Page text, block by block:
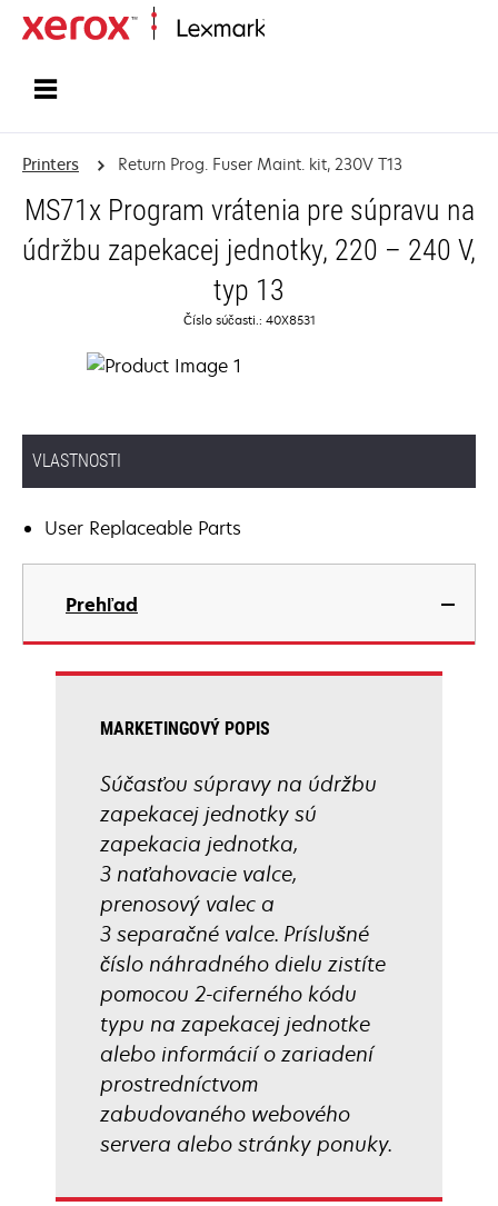
Printers Return Prog. Fuser Maint. kit, 230V T13
MS71x Program vrátenia pre súpravu na
údržbu zapekacej jednotky, 220 – 240 V,
typ 13
Číslo súčasti.: 40X8531
VLASTNOSTI
User Replaceable Parts
Prehľad
MARKETINGOVÝ POPIS
Súčasťou súpravy na údržbu
zapekacej jednotky sú
zapekacia jednotka,
3 naťahovacie valce,
prenosový valec a
3 separačné valce. Príslušné
číslo náhradného dielu zistíte
pomocou 2-ciferného kódu
typu na zapekacej jednotke
alebo informácií o zariadení
prostredníctvom
zabudovaného webového
servera alebo stránky ponuky.